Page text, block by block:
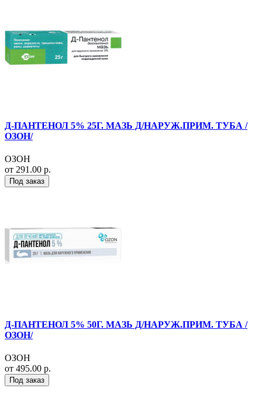
Д-ПАНТЕНОЛ 5% 25Г. МАЗЬ Д/НАРУЖ.ПРИМ. ТУБА /
ОЗОН/
ОЗОН
от 291.00 р.
Под заказ
Д-ПАНТЕНОЛ 5% 50Г. МАЗЬ Д/НАРУЖ.ПРИМ. ТУБА /
ОЗОН/
ОЗОН
от 495.00 р.
Под заказ